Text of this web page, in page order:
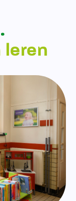
leren